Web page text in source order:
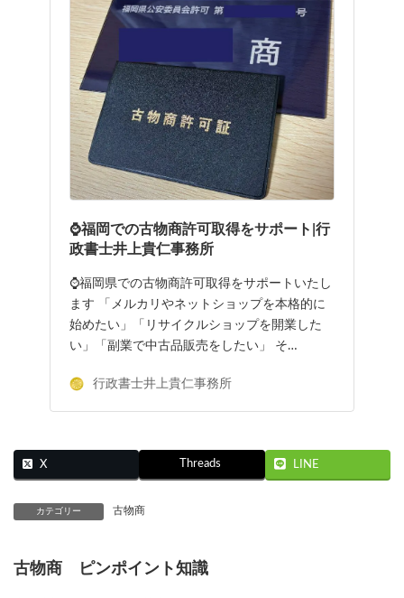
⌚福岡での古物商許可取得をサポート|行
政書士井上貴仁事務所
⌚福岡県での古物商許可取得をサポートいたし
ます 「メルカリやネットショップを本格的に
始めたい」「リサイクルショップを開業した
い」「副業で中古品販売をしたい」 そ…
行政書士井上貴仁事務所
X Threads LINE
カテゴリー 古物商
古物商 ピンポイント知識